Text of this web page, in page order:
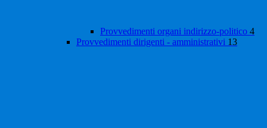
Provvedimenti organi indirizzo-politico 4
Provvedimenti dirigenti - amministrativi 13